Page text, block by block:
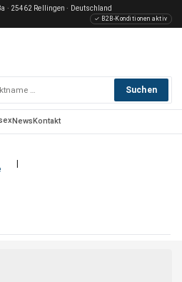
· 25462 Rellingen · Deutschland
✓ B2B-Konditionen aktiv
Suchen
NewsKontakt